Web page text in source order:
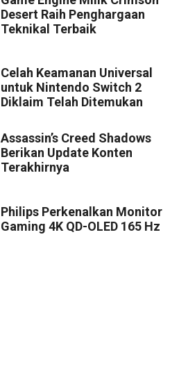
Desert Raih Penghargaan
Teknikal Terbaik
Celah Keamanan Universal
untuk Nintendo Switch 2
Diklaim Telah Ditemukan
Assassin’s Creed Shadows
Berikan Update Konten
Terakhirnya
Philips Perkenalkan Monitor
Gaming 4K QD-OLED 165 Hz